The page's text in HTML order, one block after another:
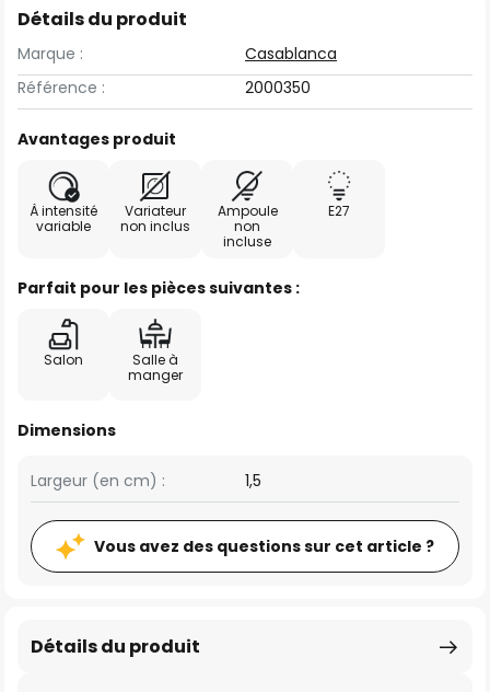
Détails du produit
Marque :
Casablanca
Référence :
2000350
Avantages produit
À intensité
variable
Variateur
non inclus
Ampoule
non
incluse
E27
Parfait pour les pièces suivantes :
Salon
Salle à
manger
Dimensions
Largeur (en cm) : 1,5
Vous avez des questions sur cet article ?
Détails du produit